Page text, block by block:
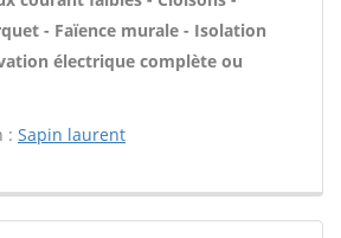
- Faïence murale - Isolation
électrique complète ou
: Sapin laurent